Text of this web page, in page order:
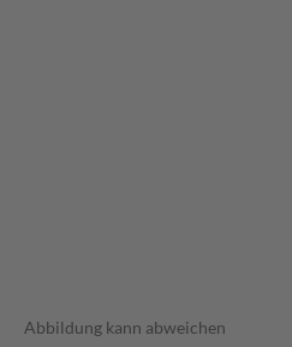
Abbildung kann abweichen